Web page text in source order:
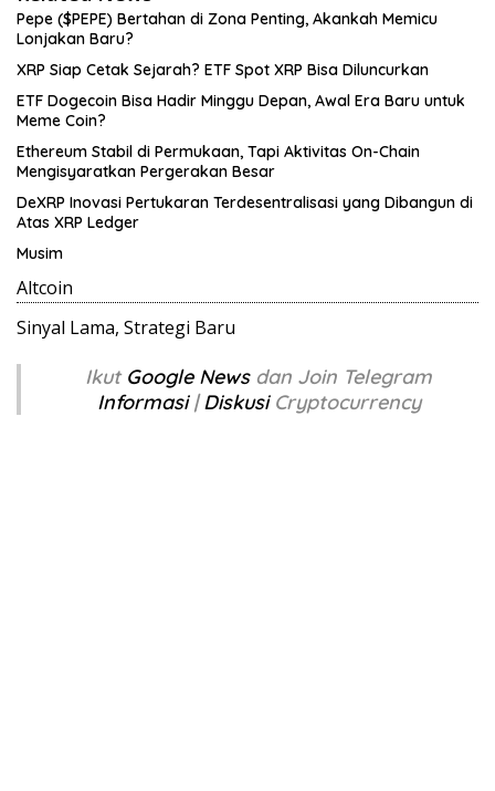
Pepe ($PEPE) Bertahan di Zona Penting, Akankah Memicu
Lonjakan Baru?
XRP Siap Cetak Sejarah? ETF Spot XRP Bisa Diluncurkan
ETF Dogecoin Bisa Hadir Minggu Depan, Awal Era Baru untuk
Meme Coin?
Ethereum Stabil di Permukaan, Tapi Aktivitas On-Chain
Mengisyaratkan Pergerakan Besar
DeXRP Inovasi Pertukaran Terdesentralisasi yang Dibangun di
Atas XRP Ledger
Musim
Altcoin
Sinyal Lama, Strategi Baru
Ikut Google News dan Join Telegram
Informasi|DiskusiCryptocurrency